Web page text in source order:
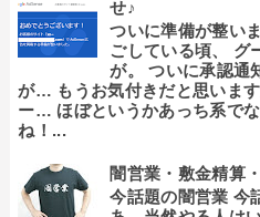
せ♪
ついに準備が整い
ごしている頃、 グ
が。 ついに承認通
が… もうお気付きだと思いま
ー… ほぼというかあっち系で
ね！...
闇営業・敷金精算
今話題の闇営業 今